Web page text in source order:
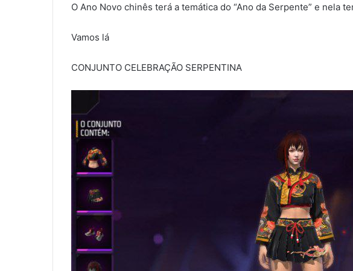
O Ano Novo chinês terá a temática do “Ano da Serpente” e nela
Vamos lá
CONJUNTO CELEBRAÇÃO SERPENTINA